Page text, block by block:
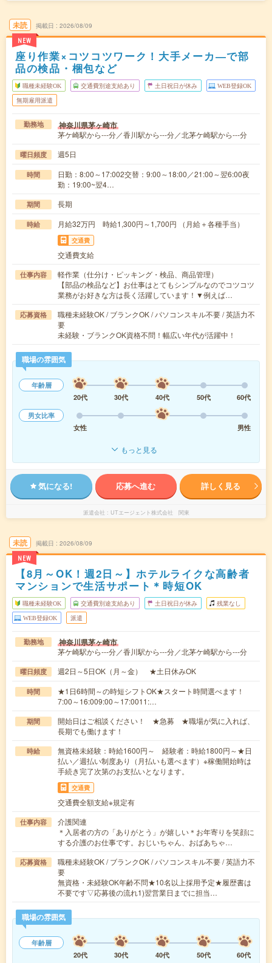
未読
NEW
掲載日 2026/08/09
座り作業×コツコツワーク！大手メーカ―で部
品の検品・梱包など
職種未経験OK 交通費別途支給あり 土日祝日が休み WEB登録OK
無期雇用派遣
勤務地 神奈川県茅ヶ崎市
茅ケ崎駅から---分／香川駅から---分／北茅ケ崎駅から---分
曜日頻度 週5日
時間
日勤：8:00～17:002交替：9:00～18:00／21:00～翌6:00夜
勤：19:00~翌4…
期間 長期
時給 月給32万円 時給1,300円～1,700円 （月給＋各種手当）
交通費
交通費支給
仕事内容
軽作業（仕分け・ピッキング・検品、商品管理）
【部品の検品など】お仕事はとてもシンプルなのでコツコツ
業務がお好きな方は長く活躍しています！▼例えば…
応募資格
職種未経験OK / ブランクOK / パソコンスキル不要 / 英語力不
要
未経験・ブランクOK資格不問！幅広い年代が活躍中！
職場の雰囲気
年齢層
20代
30代 40代 50代
60代
男女比率
女性
男性
もっと見る
気になる! 応募へ進む 詳しく見る
派遣会社 UTエージェント株式会社 関東
未読
NEW
掲載日 2026/08/09
【8月～OK！週2日～】ホテルライクな高齢者
マンションで生活サポート＊時短OK
職種未経験OK 交通費別途支給あり 土日祝日が休み 残業なし
WEB登録OK 派遣
勤務地 神奈川県茅ヶ崎市
茅ケ崎駅から---分／香川駅から---分／北茅ケ崎駅から---分
曜日頻度 週2日～5日OK（月～金） ★土日休みOK
時間
★1日6時間～の時短シフトOK★スタート時間選べます！
7:00～16:009:00～17:0011:…
期間
開始日はご相談ください！ ★急募 ★職場が気に入れば、
長期でも働けます！
時給
無資格未経験：時給1600円～ 経験者：時給1800円～★日
払い／週払い制度あり（月払いも選べます）※稼働開始時は
手続き完了次第のお支払いとなります。
交通費
交通費全額支給※規定有
仕事内容
介護関連
＊入居者の方の「ありがとう」が嬉しい＊お年寄りを笑顔に
する介護のお仕事です。おじいちゃん、おばあちゃ…
応募資格
職種未経験OK / ブランクOK / パソコンスキル不要 / 英語力不
要
無資格・未経験OK年齢不問★10名以上採用予定★履歴書は
不要です▽応募後の流れ1)翌営業日までに担当…
職場の雰囲気
年齢層
20代
30代 40代 50代 60代